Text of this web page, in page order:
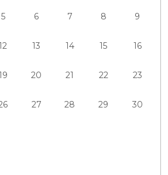
5 6 7 8 9
13 14 15 16
20 21 22 23
27 28 29 30